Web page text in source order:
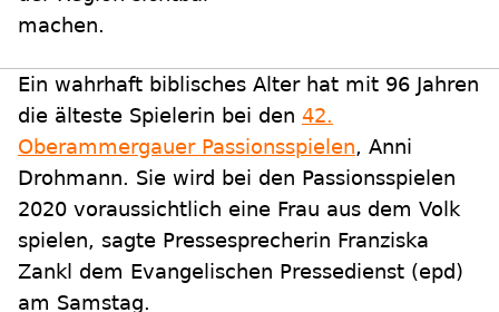
machen.
Ein wahrhaft biblisches Alter hat mit 96 Jahren
die älteste Spielerin bei den 42.
Oberammergauer Passionsspielen, Anni
Drohmann. Sie wird bei den Passionsspielen
2020 voraussichtlich eine Frau aus dem Volk
spielen, sagte Pressesprecherin Franziska
Zankl dem Evangelischen Pressedienst (epd)
am Samstag.